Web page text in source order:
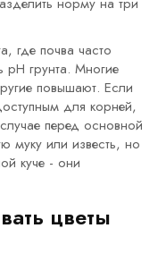
где почва часто
pH грунта. Многие
повышают. Если
для корней,
перед основной
муку или известь, но
куче - они
цветы